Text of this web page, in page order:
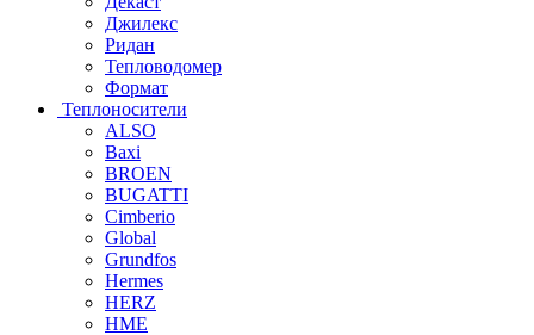
Джилекс
Ридан
Тепловодомер
Формат
Теплоносители
ALSO
Baxi
BROEN
BUGATTI
Cimberio
Global
Grundfos
Hermes
HERZ
HME